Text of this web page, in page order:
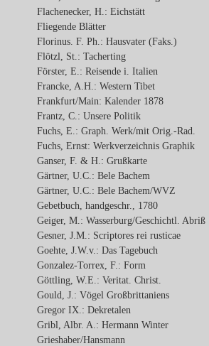
Flachenecker, H.: Eichstätt
Fliegende Blätter
Florinus. F. Ph.: Hausvater (Faks.)
Flötzl, St.: Tacherting
Förster, E.: Reisende i. Italien
Francke, A.H.: Western Tibet
Frankfurt/Main: Kalender 1878
Frantz, C.: Unsere Politik
Fuchs, E.: Graph. Werk/mit Orig.-Rad.
Fuchs, Ernst: Werkverzeichnis Graphik
Ganser, F. & H.: Grußkarte
Gärtner, U.C.: Bele Bachem
Gärtner, U.C.: Bele Bachem/WVZ
Gebetbuch, handgeschr., 1780
Geiger, M.: Wasserburg/Geschichtl. Abriß
Gesner, J.M.: Scriptores rei rusticae
Goehte, J.W.v.: Das Tagebuch
Gonzalez-Torrex, F.: Form
Göttling, W.E.: Veritat. Christ.
Gould, J.: Vögel Großbrittaniens
Gregor IX.: Dekretalen
Gribl, Albr. A.: Hermann Winter
Grieshaber/Hansmann